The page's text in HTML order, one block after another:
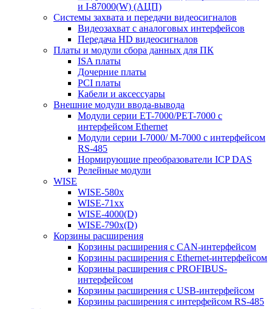
и I-87000(W) (АЦП)
Системы захвата и передачи видеосигналов
Видеозахват с аналоговых интерфейсов
Передача HD видеосигналов
Платы и модули сбора данных для ПК
ISA платы
Дочерние платы
PCI платы
Кабели и аксессуары
Внешние модули ввода-вывода
Модули серии ET-7000/PET-7000 с
интерфейсом Ethernet
Модули серии I-7000/ M-7000 с интерфейсом
RS-485
Нормирующие преобразователи ICP DAS
Релейные модули
WISE
WISE-580x
WISE-71xx
WISE-4000(D)
WISE-790x(D)
Корзины расширения
Корзины расширения с CAN-интерфейсом
Корзины расширения с Ethernet-интерфейсом
Корзины расширения с PROFIBUS-
интерфейсом
Корзины расширения с USB-интерфейсом
Корзины расширения с интерфейсом RS-485